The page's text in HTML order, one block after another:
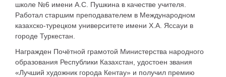
школе №6 имени А.С. Пушкина в качестве учителя.
Работал старшим преподавателем в Международном
казахско-турецком университете имени Х.А. Яссауи в
городе Туркестан.
Награжден Почётной грамотой Министерства народного
образования Республики Казахстан, удостоен звания
«Лучший художник города Кентау» и получил премию